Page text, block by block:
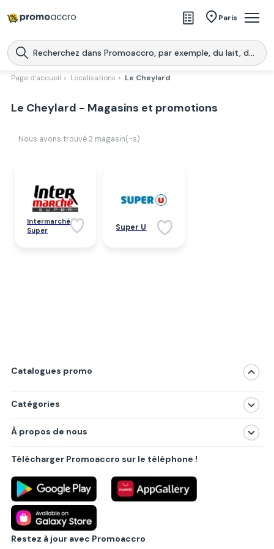
Paris
Magasins
Produits
Promoaccro
l'application
Page d'accueil > Localisations > Le Cheylard
Le Cheylard - Magasins et promotions
Nous avons trouvé 2 magasin(-s)
Intermarché
Super
Super U
Catalogues promo
Catégories
Produits
Villes principales
À propos de nous
Politique de confidentialité
Règlements
Partenariat B2B
Blog
Contact
Télécharger Promoaccro sur le téléphone !
Restez à jour avec Promoaccro